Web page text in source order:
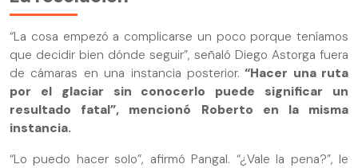
“La cosa empezó a complicarse un poco porque teníamos
que decidir bien dónde seguir”, señaló Diego Astorga fuera
de cámaras en una instancia posterior. “Hacer una ruta
por el glaciar sin conocerlo puede significar un
resultado fatal”, mencionó Roberto en la misma
instancia.
“Lo puedo hacer solo”, afirmó Pangal. “¿Vale la pena?”, le